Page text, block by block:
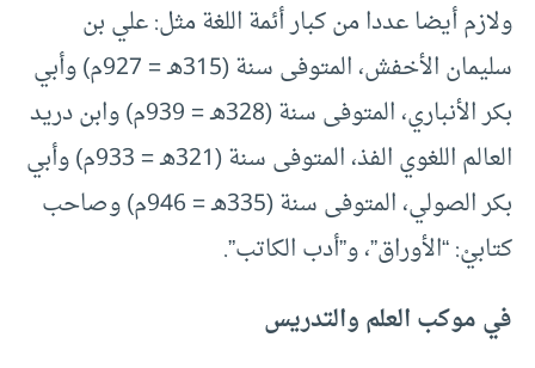
ولازم أيضا عددا من كبار أئمة اللغة مثل: علي بن
سليمان الأخفش، المتوفى سنة (315هـ = 927م) وأبي
بكر الأنباري، المتوفى سنة (328هـ = 939م) وابن دريد
العالم اللغوي الفذ، المتوفى سنة (321هـ = 933م) وأبي
بكر الصولي، المتوفى سنة (335هـ = 946م) وصاحب
كتابيْ: “الأوراق”، و”أدب الكاتب”.
في موكب العلم والتدريس